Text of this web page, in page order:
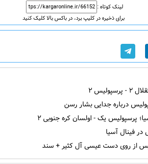
لینک کوتاه :
برای ذخیره در کلیپ برد، در باکس بالا کلیک کنید
۲
درباره جدایی بشار رسن
پرسپولیس یک - اولسان کره جنوبی ۲
فینال آسیا
از روی دست عیسی آل کثیر + سند